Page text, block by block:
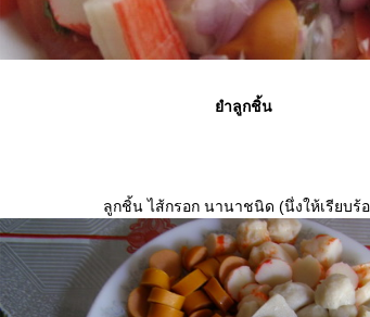
ำลูกชิ้น
ลูกชิ้น ไส้กรอก นานาชนิด (นึ่งให้เรียบร้